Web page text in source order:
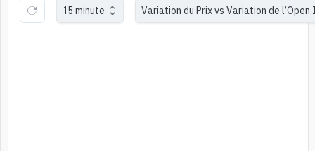
15 minute Variation du Prix vs Variation de